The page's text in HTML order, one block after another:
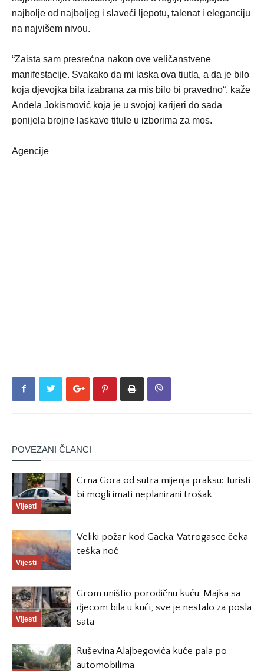
najbolje od najboljeg i slaveći ljepotu, talenat i eleganciju
na najvišem nivou.
“Zaista sam presrećna nakon ove veličanstvene
manifestacije. Svakako da mi laska ova tiutla, a da je bilo
koja djevojka bila izabrana za mis bilo bi pravedno“, kaže
Anđela Jokismović koja je u svojoj karijeri do sada
ponijela brojne laskave titule u izborima za mos.
Agencije
POVEZANI ČLANCI
Vijesti
Crna Gora od sutra mijenja praksu: Turisti
bi mogli imati neplanirani trošak
Vijesti
Veliki požar kod Gacka: Vatrogasce čeka
teška noć
Vijesti
Grom uništio porodičnu kuću: Majka sa
djecom bila u kući, sve je nestalo za posla
sata
Ruševina Alajbegovića kuće pala po
automobilima